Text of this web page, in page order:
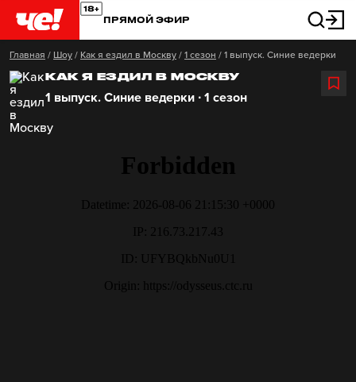
ПРЯМОЙ ЭФИР
Главная / Шоу / Как я ездил в Москву / 1 сезон / 1 выпуск. Синие ведерки
КАК Я ЕЗДИЛ В МОСКВУ
1 выпуск. Синие ведерки ∙ 1 сезон